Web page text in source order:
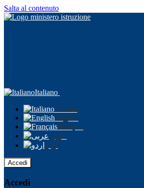
Salta al contenuto
Italiano
Italiano
English
Français
عربى
اردو
Accedi
Accedi